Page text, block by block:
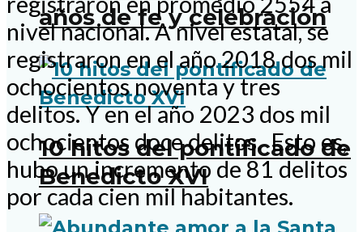
años de fe y celebración
10 hitos del pontificado de
Benedicto XVI
nivel nacional. A nivel estatal, se
registraron en el año 2018 dos mil
ochocientos noventa y tres
delitos. Y en el año 2023 dos mil
ochocientos doce delitos. Esto es,
hubo un incremento de 81 delitos
por cada cien mil habitantes.